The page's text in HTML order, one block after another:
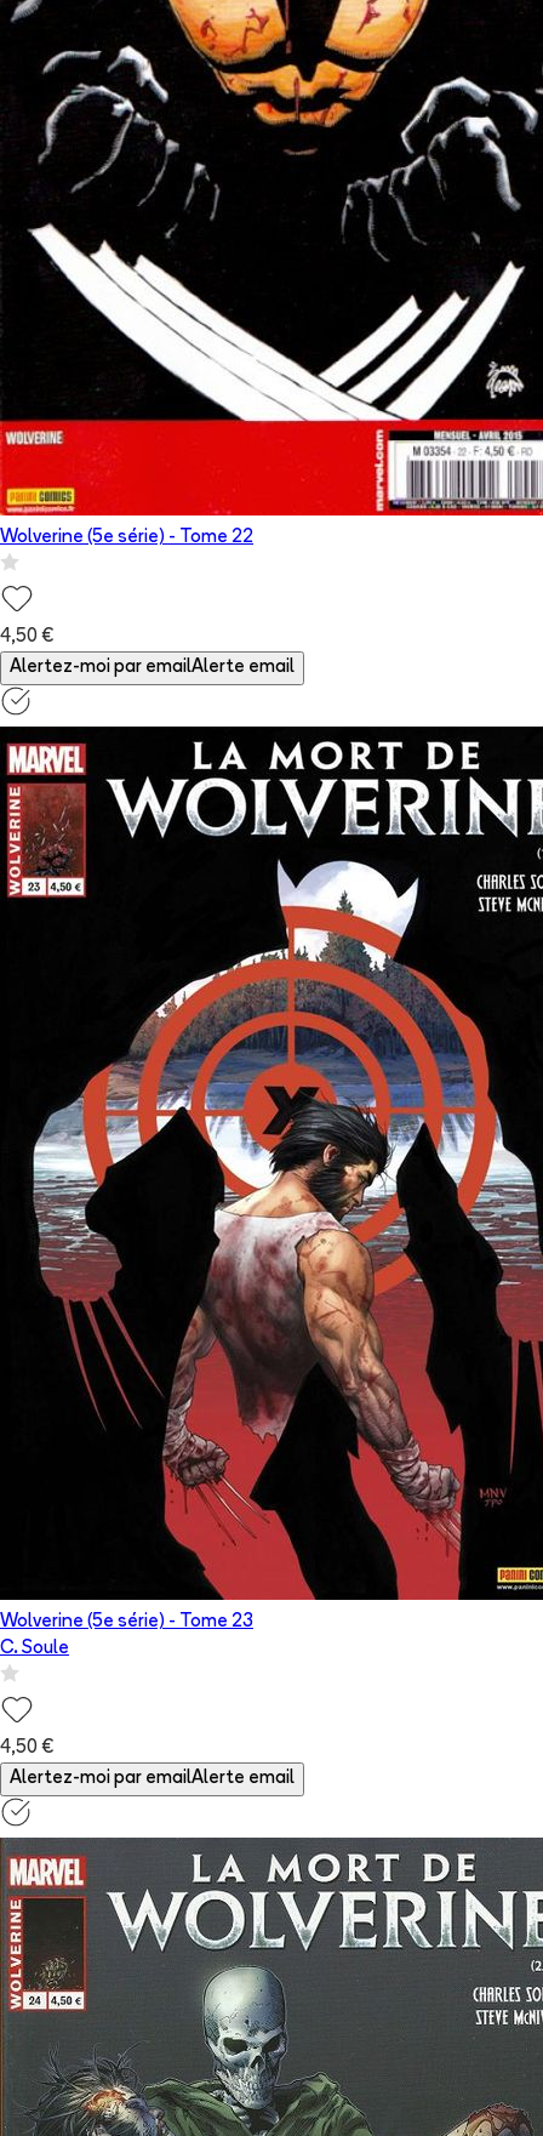
Wolverine (5e série) - Tome 22
4,50 €
Alertez-moi par emailAlerte email
Wolverine (5e série) - Tome 23
C. Soule
4,50 €
Alertez-moi par emailAlerte email